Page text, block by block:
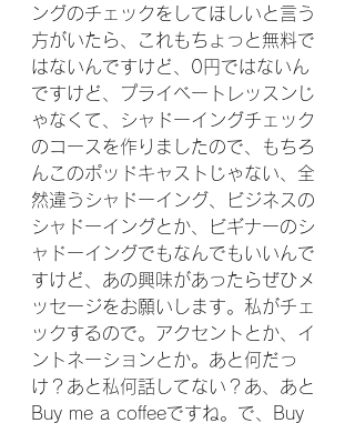
ングのチェックをしてほしいと言う
方がいたら、これもちょっと無料で
はないんですけど、0円ではないん
ですけど、プライベートレッスンじ
ゃなくて、シャドーイングチェック
のコースを作りましたので、もちろ
んこのポッドキャストじゃない、全
然違うシャドーイング、ビジネスの
シャドーイングとか、ビギナーのシ
ャドーイングでもなんでもいいんで
すけど、あの興味があったらぜひメ
ッセージをお願いします。私がチェ
ックするので。アクセントとか、イ
ントネーションとか。あと何だっ
け？あと私何話してない？あ、あと
Buy me a coffeeですね。で、Buy